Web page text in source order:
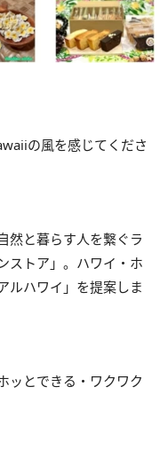
の風を感じてくださ
然と暮らす人を繋ぐラ
ストア」。ハワイ・ホ
ルハワイ」を提案しま
ッとできる・ワクワク